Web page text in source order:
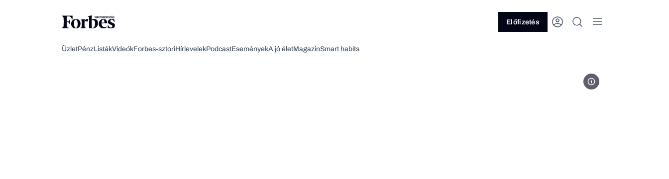
Előfizetés
ÜzletPénzListákVideókForbes-sztoriHírlevelekPodcastEseményekA jó életMagazinSmart habits
Fotó: BMW